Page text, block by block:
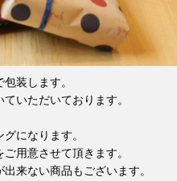
装します。
いただいております。
になります。
用意させて頂きます。
来ない商品もございます。